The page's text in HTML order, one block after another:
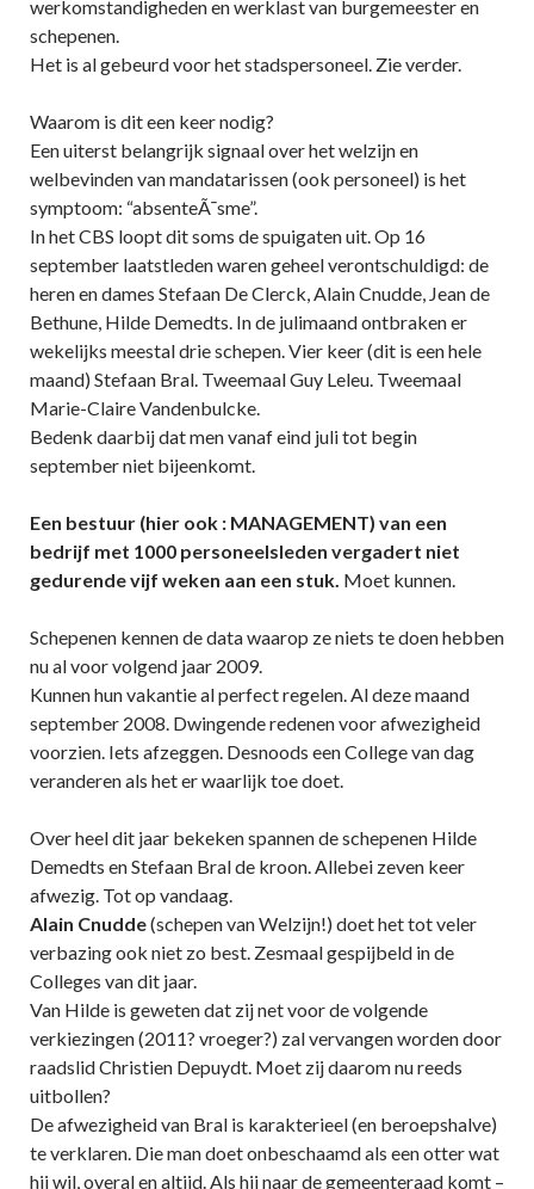
werkomstandigheden en werklast van burgemeester en
schepenen.
Het is al gebeurd voor het stadspersoneel. Zie verder.
Waarom is dit een keer nodig?
Een uiterst belangrijk signaal over het welzijn en
welbevinden van mandatarissen (ook personeel) is het
symptoom: “absenteÃ¯sme”.
In het CBS loopt dit soms de spuigaten uit. Op 16
september laatstleden waren geheel verontschuldigd: de
heren en dames Stefaan De Clerck, Alain Cnudde, Jean de
Bethune, Hilde Demedts. In de julimaand ontbraken er
wekelijks meestal drie schepen. Vier keer (dit is een hele
maand) Stefaan Bral. Tweemaal Guy Leleu. Tweemaal
Marie-Claire Vandenbulcke.
Bedenk daarbij dat men vanaf eind juli tot begin
september niet bijeenkomt.
Een bestuur (hier ook : MANAGEMENT) van een
bedrijf met 1000 personeelsleden vergadert niet
gedurende vijf weken aan een stuk. Moet kunnen.
Schepenen kennen de data waarop ze niets te doen hebben
nu al voor volgend jaar 2009.
Kunnen hun vakantie al perfect regelen. Al deze maand
september 2008. Dwingende redenen voor afwezigheid
voorzien. Iets afzeggen. Desnoods een College van dag
veranderen als het er waarlijk toe doet.
Over heel dit jaar bekeken spannen de schepenen Hilde
Demedts en Stefaan Bral de kroon. Allebei zeven keer
afwezig. Tot op vandaag.
Alain Cnudde(schepen van Welzijn!) doet het tot veler
verbazing ook niet zo best. Zesmaal gespijbeld in de
Colleges van dit jaar.
Van Hilde is geweten dat zij net voor de volgende
verkiezingen (2011? vroeger?) zal vervangen worden door
raadslid Christien Depuydt. Moet zij daarom nu reeds
uitbollen?
De afwezigheid van Bral is karakterieel (en beroepshalve)
te verklaren. Die man doet onbeschaamd als een otter wat
hij wil, overal en altijd. Als hij naar de gemeenteraad komt –